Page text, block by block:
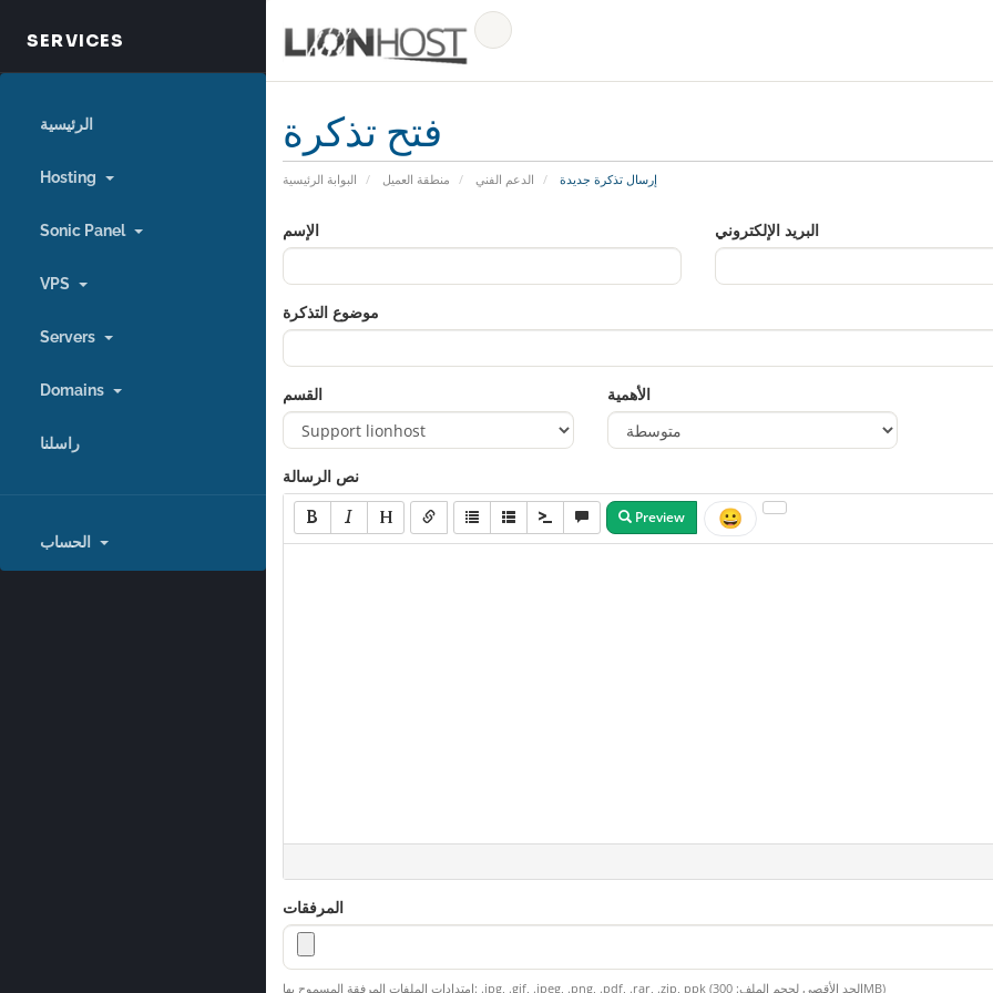
الرئيسية
Hosting
Sonic Panel
VPS
Servers
Domains
راسلنا
فتح تذكرة
البوابة الرئيسية منطقة العميل الدعم الفني إرسال تذكرة جديدة
الإسم البريد الإلكتروني
موضوع التذكرة
القسم الأهمية
نص الرسالة
Preview 😀
المرفقات
إمتدادات الملفات المرفقة المسموح بها: .jpg, .gif, .jpeg, .png, .pdf, .rar, .zip, ppk (الحد الأقصى لحجم الملف: 300MB)